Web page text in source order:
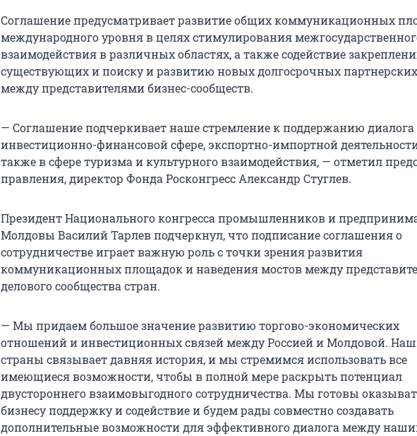
Соглашение предусматривает развитие общих коммуникационных
международного уровня в целях стимулирования
взаимодействия в различных областях, а также содействие
существующих и поиску и развитию новых долгосрочных
между представителями бизнес-сообществ.
— Соглашение подчеркивает наше стремление к поддержанию диалога
инвестиционно-финансовой сфере, экспортно-импортной
также в сфере туризма и культурного взаимодействия, — отметил
правления, директор Фонда Росконгресс Александр Стуглев.
Президент Национального конгресса промышленников и
Молдовы Василий Тарлевподчеркнул, что подписание соглашения о
сотрудничестве играет важную роль с точки зрения развития
коммуникационных площадок и наведения мостов между
делового сообщества стран.
— Мы придаем большое значение развитию торгово-экономических
отношений и инвестиционных связей между Россией и Молдовой.
страны связывает давняя история, и мы стремимся использовать все
имеющиеся возможности, чтобы в полной мере раскрыть потенциал
двустороннего взаимовыгодного сотрудничества. Мы готовы
бизнесу поддержку и содействие и будем рады совместно создавать
дополнительные возможности для эффективного диалога между